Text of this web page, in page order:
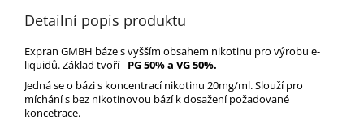
Detailní popis produktu
Expran GMBH báze s vyšším obsahem nikotinu pro výrobu e-
liquidů.Základ tvoří - PG 50% a VG 50%.
Jedná se o bázi s koncentrací nikotinu 20mg/ml. Slouží pro
míchání s bez nikotinovou bází k dosažení požadované
koncetrace.